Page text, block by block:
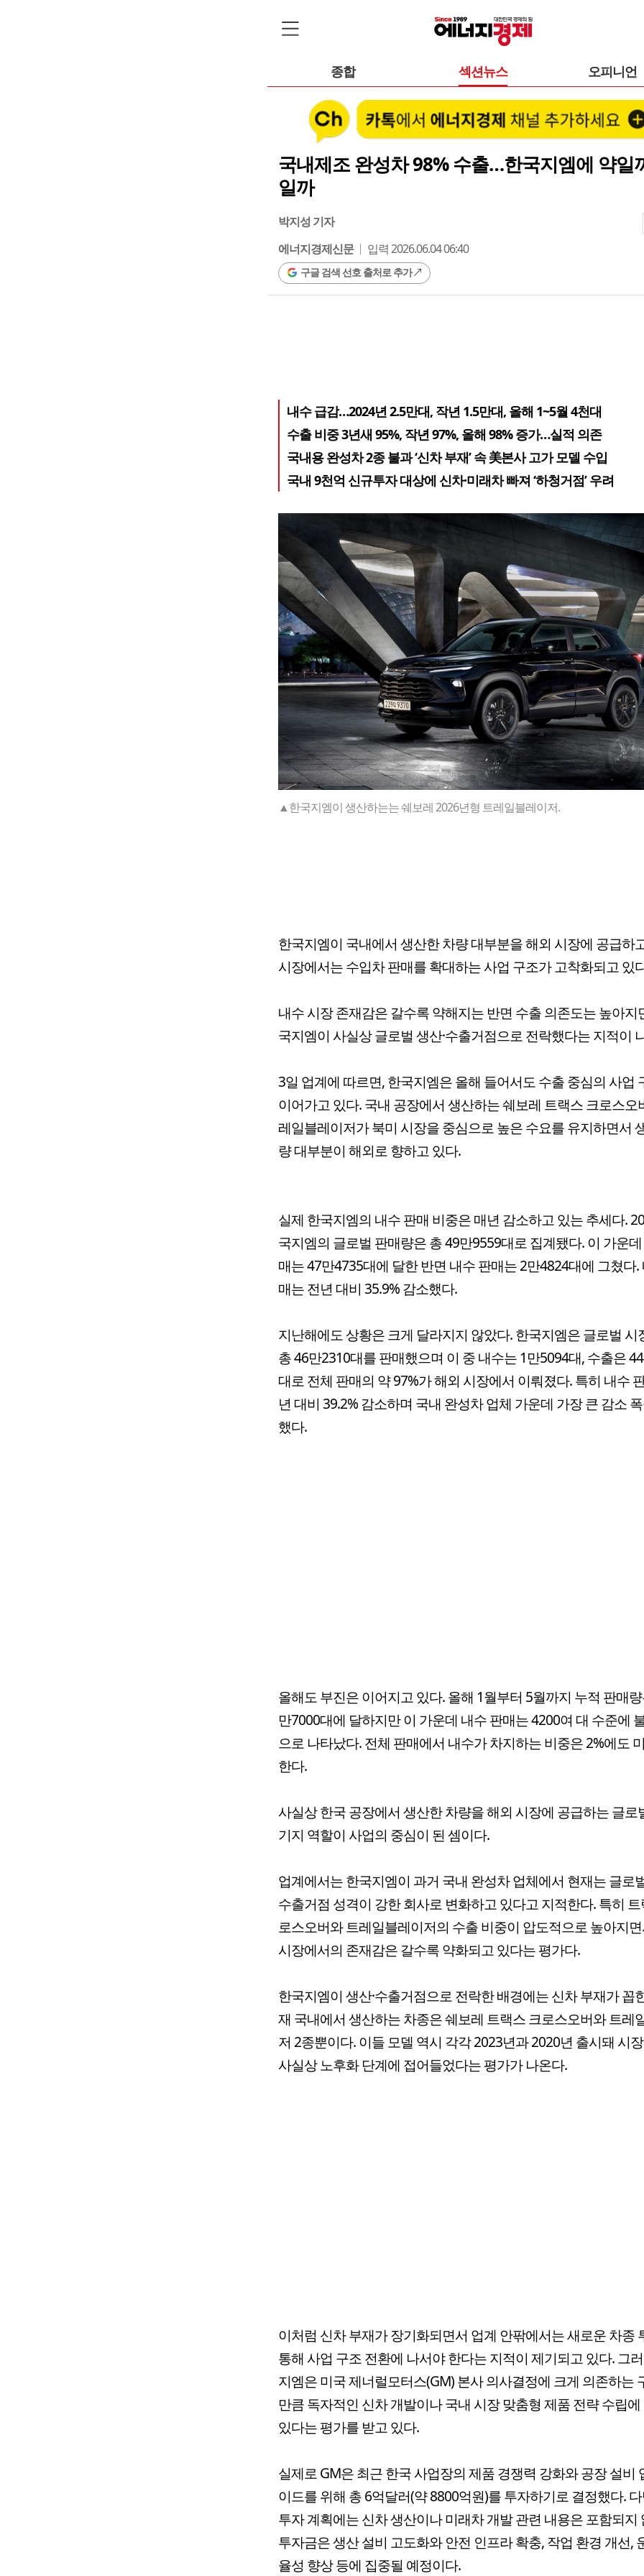
종합 섹션뉴스 오피니언
국내제조 완성차 98% 수출…한국지엠에 약일
일까
박지성 기자
에너지경제신문
입력 2026.06.04 06:40
구글 검색 선호 출처로 추가
내수 급감…2024년 2.5만대, 작년 1.5만대, 올해 1~5월 4천대
수출 비중 3년새 95%, 작년 97%, 올해 98% 증가…실적 의존
국내용 완성차 2종 불과 ‘신차 부재’ 속 美본사 고가 모델 수입
국내 9천억 신규투자 대상에 신차·미래차 빠져 ‘하청거점’ 우려
▲한국지엠이 생산하는는 쉐보레 2026년형 트레일블레이저.
한국지엠이 국내에서 생산한 차량 대부분을 해외 시장에 공급하
시장에서는 수입차 판매를 확대하는 사업 구조가 고착화되고 있
내수 시장 존재감은 갈수록 약해지는 반면 수출 의존도는 높아지
국지엠이 사실상 글로벌 생산·수출거점으로 전락했다는 지적이
3일 업계에 따르면, 한국지엠은 올해 들어서도 수출 중심의 사업
이어가고 있다. 국내 공장에서 생산하는 쉐보레 트랙스 크로스오
레일블레이저가 북미 시장을 중심으로 높은 수요를 유지하면서
량 대부분이 해외로 향하고 있다.
실제 한국지엠의 내수 판매 비중은 매년 감소하고 있는 추세다.
국지엠의 글로벌 판매량은 총 49만9559대로 집계됐다. 이 가운
매는 47만4735대에 달한 반면 내수 판매는 2만4824대에 그쳤다.
매는 전년 대비 35.9% 감소했다.
지난해에도 상황은 크게 달라지지 않았다. 한국지엠은 글로벌 시
총 46만2310대를 판매했으며 이 중 내수는 1만5094대, 수출은
대로 전체 판매의 약 97%가 해외 시장에서 이뤄졌다. 특히 내수
년 대비 39.2% 감소하며 국내 완성차 업체 가운데 가장 큰 감소
했다.
올해도 부진은 이어지고 있다. 올해 1월부터 5월까지 누적 판매
만7000대에 달하지만 이 가운데 내수 판매는 4200여 대 수준에
으로 나타났다. 전체 판매에서 내수가 차지하는 비중은 2%에도
한다.
사실상 한국 공장에서 생산한 차량을 해외 시장에 공급하는 글로
기지 역할이 사업의 중심이 된 셈이다.
업계에서는 한국지엠이 과거 국내 완성차 업체에서 현재는 글로
수출거점 성격이 강한 회사로 변화하고 있다고 지적한다. 특히
로스오버와 트레일블레이저의 수출 비중이 압도적으로 높아지
시장에서의 존재감은 갈수록 약화되고 있다는 평가다.
한국지엠이 생산·수출거점으로 전락한 배경에는 신차 부재가 꼽
재 국내에서 생산하는 차종은 쉐보레 트랙스 크로스오버와 트레
저 2종뿐이다. 이들 모델 역시 각각 2023년과 2020년 출시돼 시
사실상 노후화 단계에 접어들었다는 평가가 나온다.
이처럼 신차 부재가 장기화되면서 업계 안팎에서는 새로운 차종
통해 사업 구조 전환에 나서야 한다는 지적이 제기되고 있다. 그
지엠은 미국 제너럴모터스(GM) 본사 의사결정에 크게 의존하는
만큼 독자적인 신차 개발이나 국내 시장 맞춤형 제품 전략 수립
있다는 평가를 받고 있다.
실제로 GM은 최근 한국 사업장의 제품 경쟁력 강화와 공장 설비
이드를 위해 총 6억달러(약 8800억원)를 투자하기로 결정했다.
투자 계획에는 신차 생산이나 미래차 개발 관련 내용은 포함되지
투자금은 생산 설비 고도화와 안전 인프라 확충, 작업 환경 개선,
율성 향상 등에 집중될 예정이다.